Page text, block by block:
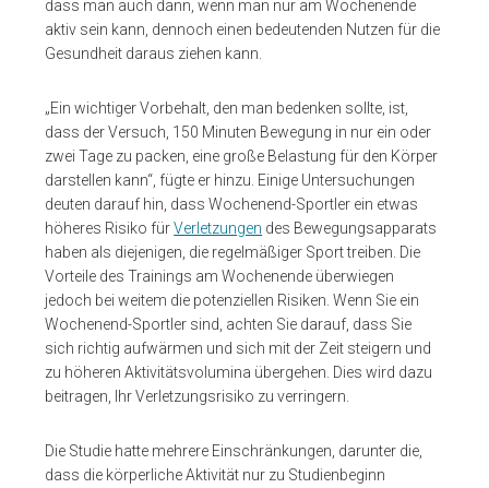
dass man auch dann, wenn man nur am Wochenende
aktiv sein kann, dennoch einen bedeutenden Nutzen für die
Gesundheit daraus ziehen kann.
„Ein wichtiger Vorbehalt, den man bedenken sollte, ist,
dass der Versuch, 150 Minuten Bewegung in nur ein oder
zwei Tage zu packen, eine große Belastung für den Körper
darstellen kann“, fügte er hinzu. Einige Untersuchungen
deuten darauf hin, dass Wochenend-Sportler ein etwas
höheres Risiko fürVerletzungen des Bewegungsapparats
haben als diejenigen, die regelmäßiger Sport treiben. Die
Vorteile des Trainings am Wochenende überwiegen
jedoch bei weitem die potenziellen Risiken. Wenn Sie ein
Wochenend-Sportler sind, achten Sie darauf, dass Sie
sich richtig aufwärmen und sich mit der Zeit steigern und
zu höheren Aktivitätsvolumina übergehen. Dies wird dazu
beitragen, Ihr Verletzungsrisiko zu verringern.
Die Studie hatte mehrere Einschränkungen, darunter die,
dass die körperliche Aktivität nur zu Studienbeginn